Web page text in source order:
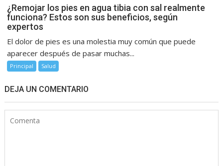
¿Remojar los pies en agua tibia con sal realmente
funciona? Estos son sus beneficios, según
expertos
El dolor de pies es una molestia muy común que puede
aparecer después de pasar muchas...
Principal Salud
DEJA UN COMENTARIO